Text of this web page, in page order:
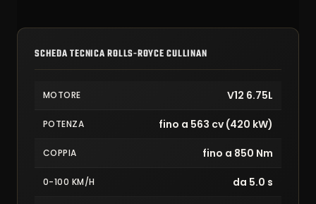
SCHEDA TECNICA ROLLS-ROYCE CULLINAN
MOTORE V12 6.75L
POTENZA fino a 563 cv (420 kW)
COPPIA fino a 850 Nm
0-100 KM/H da 5.0 s